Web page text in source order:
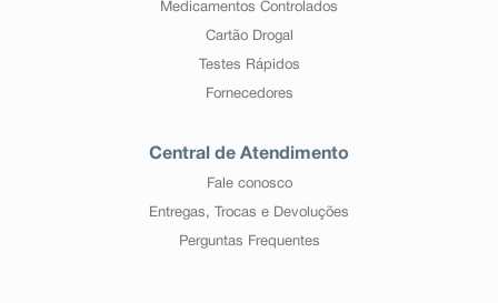
Medicamentos Controlados
Cartão Drogal
Testes Rápidos
Fornecedores
Central de Atendimento
Fale conosco
Entregas, Trocas e Devoluções
Perguntas Frequentes